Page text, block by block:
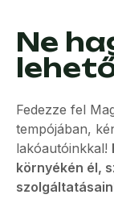
Ne
Fedezze fel
tempójában,
lakóautóinkkal!
környékén él,